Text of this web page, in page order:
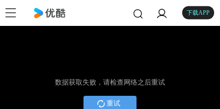
下载APP
数据获取失败，请检查网络之后重试
重试